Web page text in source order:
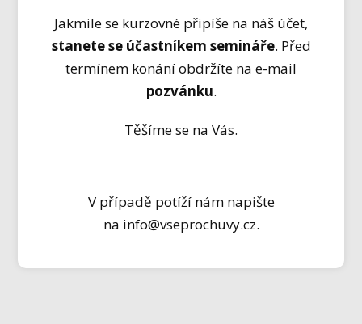
Jakmile se kurzovné připíše na náš účet,
stanete se účastníkem semináře. Před
termínem konání obdržíte na e-mail
pozvánku.
Těšíme se na Vás.
V případě potíží nám napište
na info@vseprochuvy.cz.